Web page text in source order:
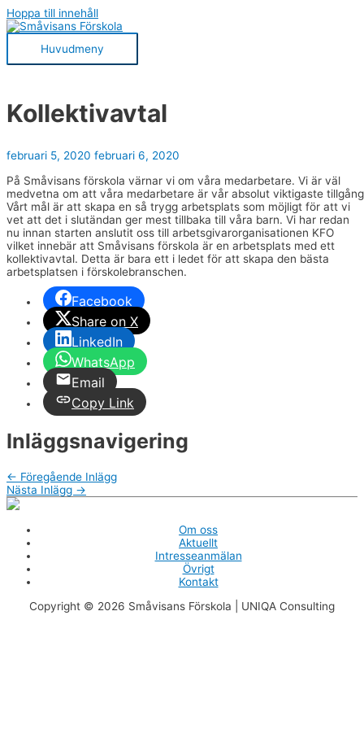
Hoppa till innehåll
Huvudmeny
Kollektivavtal
februari 5, 2020 februari 6, 2020
På Småvisans förskola värnar vi om våra medarbetare. Vi är väl
medvetna om att våra medarbetare är vår absolut viktigaste
Vårt mål är att skapa en så trygg arbetsplats som möjligt för att vi
vet att det i slutändan ger mest tillbaka till våra barn. Vi har redan
nu innan starten anslutit oss till arbetsgivarorganisationen KFO
vilket innebär att Småvisans förskola är en arbetsplats med ett
kollektivavtal. Detta är bara ett i ledet för att skapa den bästa
arbetsplatsen i förskolebranschen.
Facebook
Share on X
LinkedIn
WhatsApp
Email
Copy Link
Inläggsnavigering
← Föregående Inlägg
Nästa Inlägg →
Om oss
Aktuellt
Intresseanmälan
Övrigt
Kontakt
Copyright © 2026 Småvisans Förskola | UNIQA Consulting